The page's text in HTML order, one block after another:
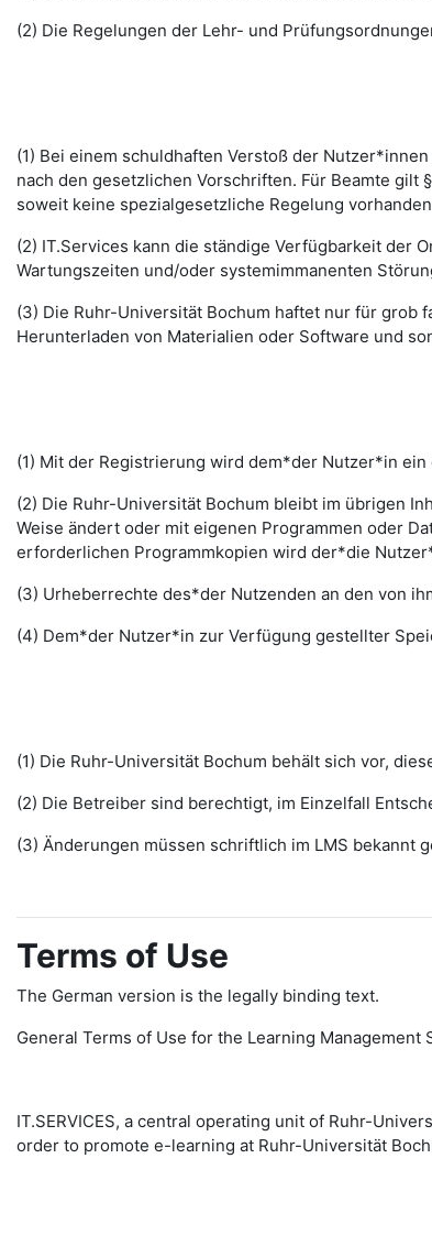
(2) Die Regelungen der Lehr- und
(1) Bei einem schuldhaften Verstoß der
nach den gesetzlichen Vorschriften. Für Beamte
soweit keine spezialgesetzliche Regelung
(2) IT.Services kann die ständige Verfügbarkeit der
Wartungszeiten und/oder systemimmanenten
(3) Die Ruhr-Universität Bochum haftet nur für grob
Herunterladen von Materialien oder Software und
(1) Mit der Registrierung wird dem*der Nutzer*in
(2) Die Ruhr-Universität Bochum bleibt im übrigen
Weise ändert oder mit eigenen Programmen oder
erforderlichen Programmkopien wird der*die
(3) Urheberrechte des*der Nutzenden an den von
(4) Dem*der Nutzer*in zur Verfügung gestellter
(1) Die Ruhr-Universität Bochum behält sich vor,
(2) Die Betreiber sind berechtigt, im Einzelfall
(3) Änderungen müssen schriftlich im LMS bekannt
Terms of Use
The German version is the legally binding text.
General Terms of Use for the Learning
IT.SERVICES, a central operating unit of Ruhr-
order to promote e-learning at Ruhr-Universität